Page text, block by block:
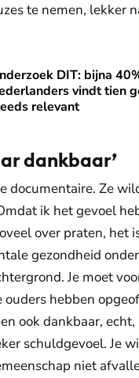
te nemen, lekker
DIT: bijna
vindt tien
relevant
bijna 40% van de
dankbaar’
documentaire. Ze
ik het gevoel
over praten, het
gezondheid
Je moet
ouders hebben
ook dankbaar,
schuldgevoel. Je
niet